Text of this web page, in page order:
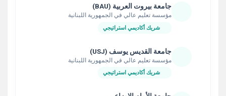
جامعة بيروت العربية (BAU)
مؤسسة تعليم عالي في الجمهورية اللبنانية
شريك أكاديمي استراتيجي
جامعة القديس يوسف (USJ)
مؤسسة تعليم عالي في الجمهورية اللبنانية
شريك أكاديمي استراتيجي